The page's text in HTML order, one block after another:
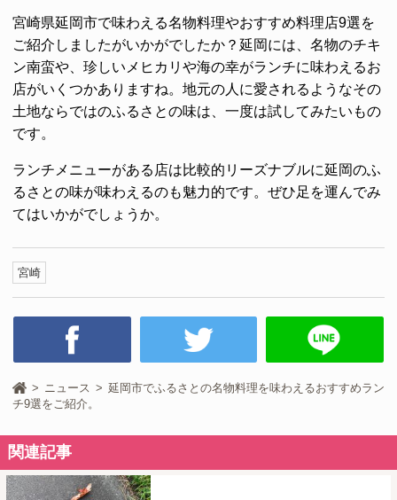
宮崎県延岡市で味わえる名物料理やおすすめ料理店9選を
ご紹介しましたがいかがでしたか？延岡には、名物のチキ
ン南蛮や、珍しいメヒカリや海の幸がランチに味わえるお
店がいくつかありますね。地元の人に愛されるようなその
土地ならではのふるさとの味は、一度は試してみたいもの
です。
ランチメニューがある店は比較的リーズナブルに延岡のふ
るさとの味が味わえるのも魅力的です。ぜひ足を運んでみ
てはいかがでしょうか。
宮崎
ニュース
延岡市でふるさとの名物料理を味わえるおすすめラン
チ9選をご紹介。
関連記事